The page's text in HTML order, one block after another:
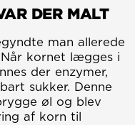
malt, der er
dansk. En
fortælling om
terroir og
sensibilitet. Vi
på, at ægte luksus
i detaljerne, og at
måles i detaljer,
DER MALT
man allerede
kornet lægges i
der enzymer,
sukker. Denne
øl og blev
af korn til